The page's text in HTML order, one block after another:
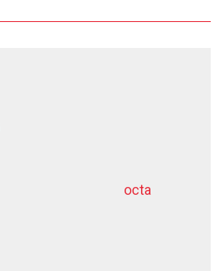
octa
dziļurbums